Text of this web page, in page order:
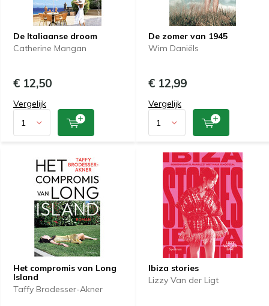
De Italiaanse droom
Catherine Mangan
€ 12,50
Vergelijk
De zomer van 1945
Wim Daniëls
€ 12,99
Vergelijk
Het compromis van Long
Island
Taffy Brodesser-Akner
Ibiza stories
Lizzy Van der Ligt